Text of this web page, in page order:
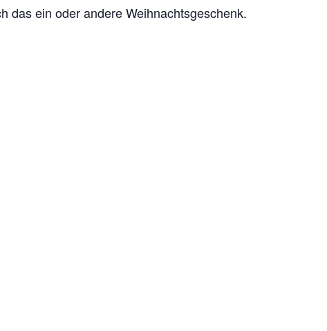
das ein oder andere Weihnachtsgeschenk.